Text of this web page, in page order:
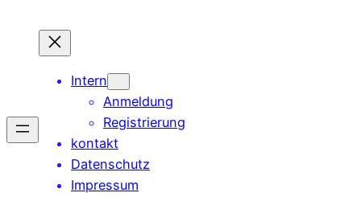
Inhalt
springen
Intern
Anmeldung
Registrierung
kontakt
Datenschutz
Impressum